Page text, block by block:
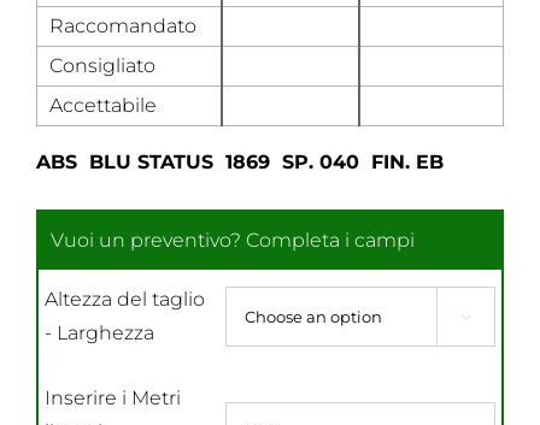
Raccomandato
Consigliato
Accettabile
ABS BLU STATUS 1869 SP. 040 FIN. EB
Altezza del taglio
- Larghezza

Inserire i Metri